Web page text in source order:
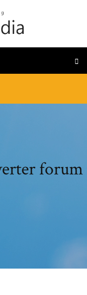
forum